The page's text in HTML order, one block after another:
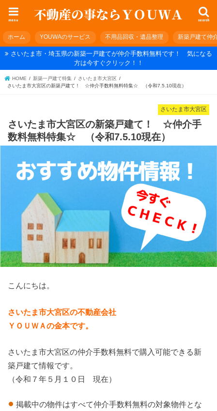
search
menu
ホーム YOUWAのサービス 不用品回収・遺品整理 新築戸建て仲
さいたま市・埼玉県の新築一戸建てが仲介手数料無料です！ 気になる
方は今すぐクリック！！
HOME 新築一戸建て特集
さいたま市大宮区
さいたま市大宮区の新築戸建て！ ☆仲介手数料無料特集☆ （令和7.5.10現在）
さいたま市大宮区
さいたま市大宮区の新築戸建て！ ☆仲介手
数料無料特集☆ （令和7.5.10現在）
こんにちは。
さいたま市大宮区の不動産会社
ＹＯＵＷＡの金本です。
さいたま市大宮区の仲介手数料無料で購入可能できる新
築戸建て情報です。
（令和７年５月１０日 現在）
掲載中の物件はすべて仲介手数料無料の対象物件とな